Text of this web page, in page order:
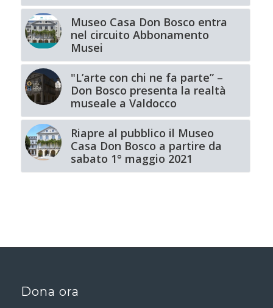
Museo Casa Don Bosco entra
nel circuito Abbonamento
Musei
"L’arte con chi ne fa parte” –
Don Bosco presenta la realtà
museale a Valdocco
Riapre al pubblico il Museo
Casa Don Bosco a partire da
sabato 1° maggio 2021
Dona ora